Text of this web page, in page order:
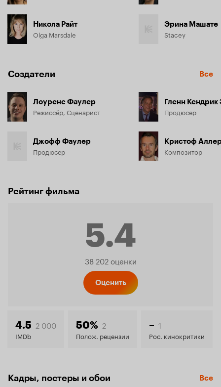
Никола Райт
Olga Marsdale
Эрина Машате
Stacey
Создатели Все
Лоуренс Фаулер
Режиссёр, Сценарист
Джофф Фаулер
Продюсер
Гленн
Продюсер
Кристоф
Композитор
Рейтинг фильма
5.4
Рейтинг
5.4
38 202 оценки
Оценить
4.5 2 000
IMDb
50% 2
Полож. рецензии
– 1
Рос. кинокритики
Кадры, постеры и обои Все